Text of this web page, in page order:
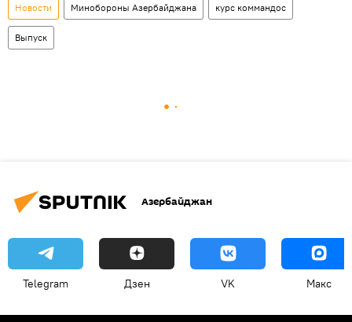
Новости Минобороны Азербайджана курс коммандос
Выпуск
Азербайджан
Telegram Дзен VK Макс